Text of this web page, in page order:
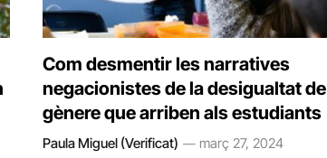
Com desmentir les narratives
negacionistes de la desigualtat de
gènere que arriben als estudiants
Paula Miguel (Verificat) març 27, 2024